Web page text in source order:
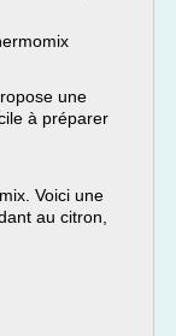
une
à préparer
Voici une
au citron,